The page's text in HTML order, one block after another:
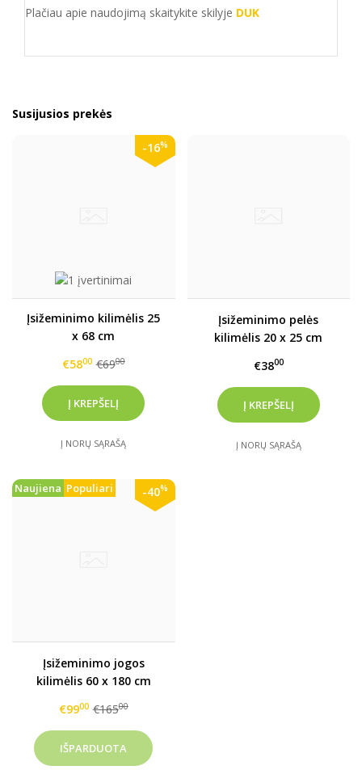
Plačiau apie naudojimą skaitykite skilyje DUK
Susijusios prekės
-16%
Įsižeminimo kilimėlis 25
x 68 cm
€5800 €6900
Į NORŲ SĄRAŠĄ
Įsižeminimo pelės
kilimėlis 20 x 25 cm
€3800
Į NORŲ SĄRAŠĄ
Naujiena Populiari -40%
Įsižeminimo jogos
kilimėlis 60 x 180 cm
€9900 €16500